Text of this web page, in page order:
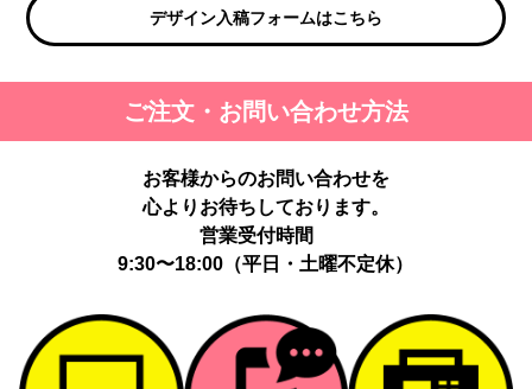
デザイン入稿フォームはこちら
ご注文・お問い合わせ方法
お客様からのお問い合わせを
心よりお待ちしております。
営業受付時間
9:30〜18:00（平日・土曜不定休）